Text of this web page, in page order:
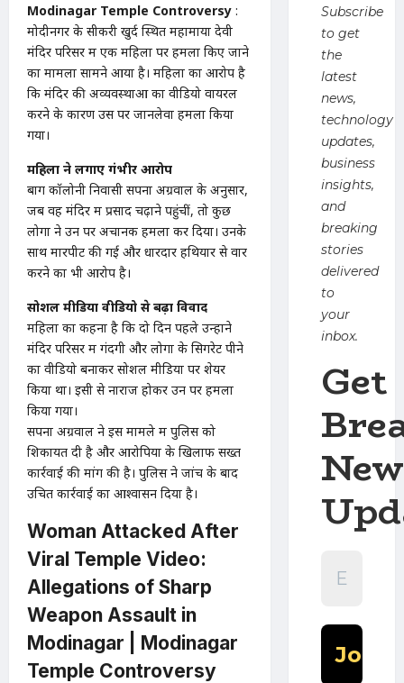
Modinagar Temple Controversy :
मोदीनगर के सीकरी खुर्द स्थित महामाया देवी
मंदिर परिसर में एक महिला पर हमला किए जाने
का मामला सामने आया है। महिला का आरोप है
कि मंदिर की अव्यवस्थाओं का वीडियो वायरल
करने के कारण उस पर जानलेवा हमला किया
गया।
महिला ने लगाए गंभीर आरोप
बाग कॉलोनी निवासी सपना अग्रवाल के अनुसार,
जब वह मंदिर में प्रसाद चढ़ाने पहुंचीं, तो कुछ
लोगों ने उन पर अचानक हमला कर दिया। उनके
साथ मारपीट की गई और धारदार हथियार से वार
करने का भी आरोप है।
सोशल मीडिया वीडियो से बढ़ा विवाद
महिला का कहना है कि दो दिन पहले उन्होंने
मंदिर परिसर में गंदगी और लोगों के सिगरेट पीने
का वीडियो बनाकर सोशल मीडिया पर शेयर
किया था। इसी से नाराज होकर उन पर हमला
किया गया।
सपना अग्रवाल ने इस मामले में पुलिस को
शिकायत दी है और आरोपियों के खिलाफ सख्त
कार्रवाई की मांग की है। पुलिस ने जांच के बाद
उचित कार्रवाई का आश्वासन दिया है।
Woman Attacked After
Viral Temple Video:
Allegations of Sharp
Weapon Assault in
Modinagar | Modinagar
Temple Controversy
Subscribe
to get
the
latest
news,
technology
updates,
business
insights,
and
breaking
stories
delivered
to
your
inbox.
Get